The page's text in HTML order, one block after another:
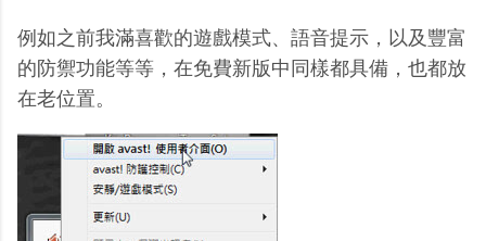
例如之前我滿喜歡的遊戲模式、語音提示，以及豐富
的防禦功能等等，在免費新版中同樣都具備，也都放
在老位置。